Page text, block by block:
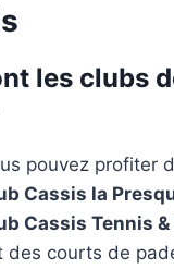
les clubs
pouvez profiter
Cassis la
Cassis Tennis &
des courts de